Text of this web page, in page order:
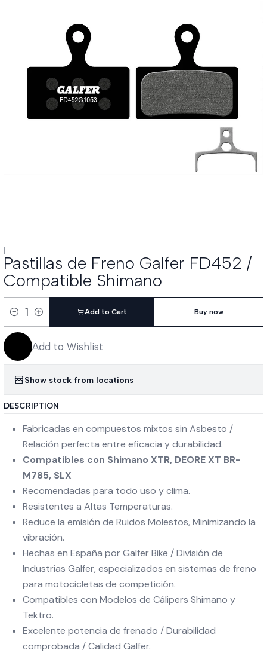
|
Pastillas de Freno Galfer FD452 /
Compatible Shimano
Quantity
Add to Cart Buy now
Add to Wishlist
Show stock from locations
DESCRIPTION
Fabricadas en compuestos mixtos sin Asbesto /
Relación perfecta entre eficacia y durabilidad.
Compatibles con Shimano XTR, DEORE XT BR-
M785, SLX
Recomendadas para todo uso y clima.
Resistentes a Altas Temperaturas.
Reduce la emisión de Ruidos Molestos, Minimizando la
vibración.
Hechas en España por Galfer Bike / División de
Industrias Galfer, especializados en sistemas de freno
para motocicletas de competición.
Compatibles con Modelos de Cálipers Shimano y
Tektro.
Excelente potencia de frenado / Durabilidad
comprobada / Calidad Galfer.